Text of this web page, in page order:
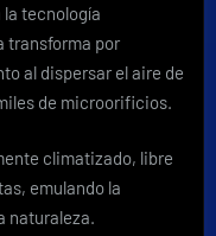
tecnología
transforma por
al dispersar el aire de
de microorificios.
climatizado, libre
emulando la
naturaleza.